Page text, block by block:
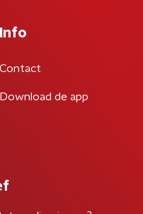
Info
Contact
Download de app